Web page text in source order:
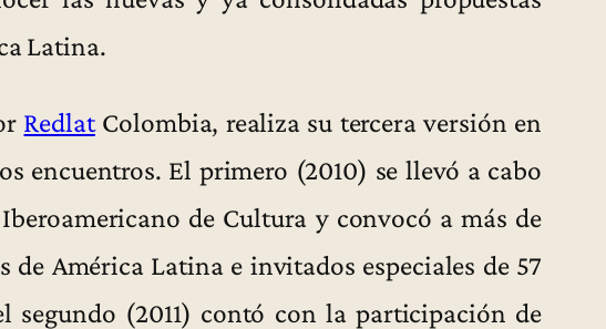
Latina.
RedlatColombia, realiza su tercera versión en
encuentros. El primero (2010) se llevó a cabo
de Cultura y convocó a más de
de América Latina e invitados especiales de 57
segundo (2011) contó con la participación de